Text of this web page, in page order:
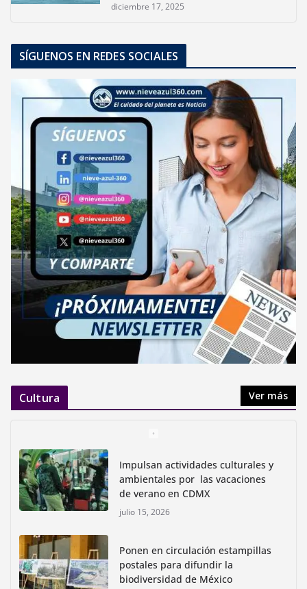
diciembre 17, 2025
SÍGUENOS EN REDES SOCIALES
Cultura Ver más
Impulsan actividades culturales y
ambientales por las vacaciones
de verano en CDMX
julio 15, 2026
Ponen en circulación estampillas
postales para difundir la
biodiversidad de México